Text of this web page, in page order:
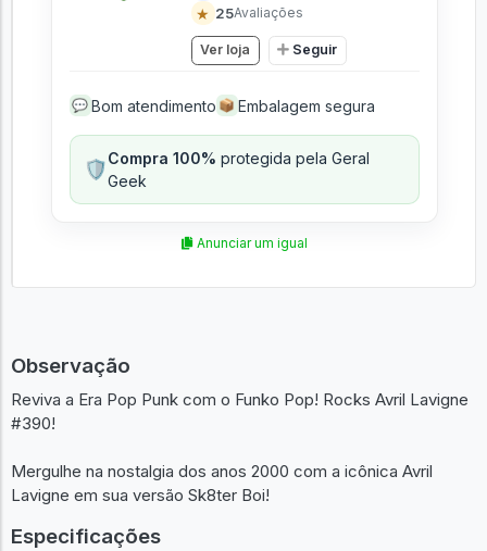
★ 25Avaliações
Ver loja Seguir
💬 Bom atendimento 📦 Embalagem segura
🛡️Compra 100% protegida pela Geral
Geek
Anunciar um igual
Observação
Reviva a Era Pop Punk com o Funko Pop! Rocks Avril Lavigne
#390!
Mergulhe na nostalgia dos anos 2000 com a icônica Avril
Lavigne em sua versão Sk8ter Boi!
Especificações